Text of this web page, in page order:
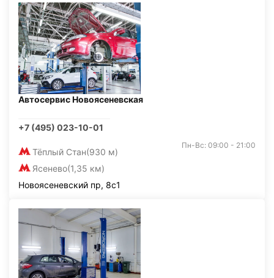
Автосервис Новоясеневская
+7 (495) 023-10-01
Тёплый Стан(930 м)
Ясенево(1,35 км)
Пн-Вс: 09:00 - 21:00
Новоясеневский пр, 8с1